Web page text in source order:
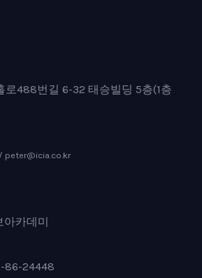
로488번길 6-32 태승빌딩 5층(1층
peter@icia.co.kr
카데미
86-24448